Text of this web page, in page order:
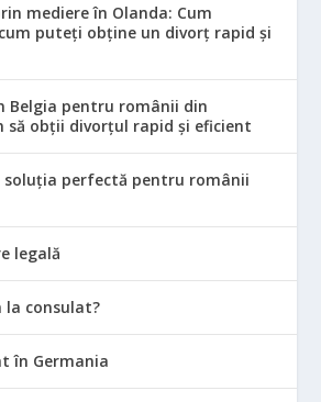
mediere în Olanda: Cum
puteți obține un divorț rapid și
Belgia pentru românii din
să obții divorțul rapid și eficient
soluția perfectă pentru românii
legală
la consulat?
în Germania